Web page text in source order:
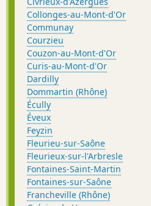
Collonges-au-Mont-d'Or
Communay
Courzieu
Couzon-au-Mont-d'Or
Curis-au-Mont-d'Or
Dardilly
Dommartin (Rhône)
Écully
Éveux
Feyzin
Fleurieu-sur-Saône
Fleurieux-sur-l'Arbresle
Fontaines-Saint-Martin
Fontaines-sur-Saône
Francheville (Rhône)